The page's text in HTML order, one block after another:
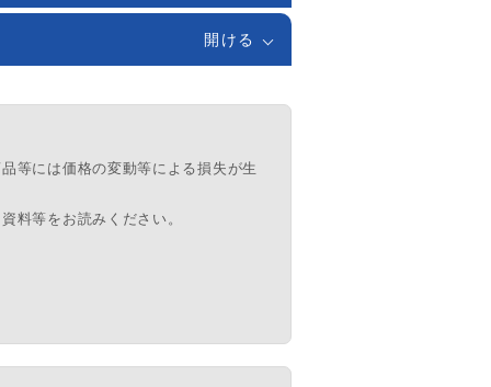
等には価格の変動等による損失が生
料等をお読みください。